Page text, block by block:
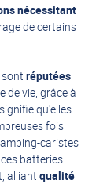
nécessitant
de certains
sont réputées
de vie, grâce à
qu'elles
fois
caristes
batteries
alliant qualité